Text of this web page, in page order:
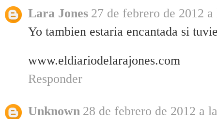
Lara Jones 27 de febrero de 2012 a
Yo tambien estaria encantada si
www.eldiariodelarajones.com
Responder
Unknown 28 de febrero de 2012 a